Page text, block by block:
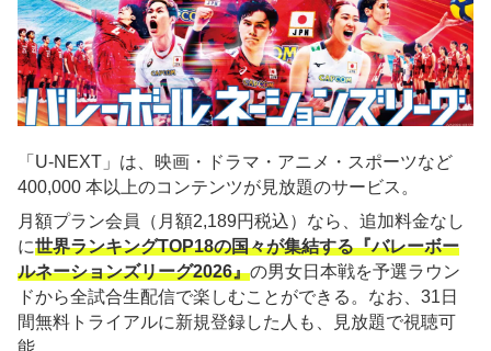
「U-NEXT」は、映画・ドラマ・アニメ・スポーツなど
400,000 本以上のコンテンツが見放題のサービス。
月額プラン会員（月額2,189円税込）なら、追加料金なし
に世界ランキングTOP18の国々が集結する『バレーボー
ルネーションズリーグ2026』の男女日本戦を予選ラウン
ドから全試合生配信で楽しむことができる。なお、31日
間無料トライアルに新規登録した人も、見放題で視聴可